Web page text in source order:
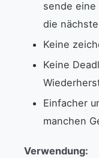
sende
die nächste
Keine
Keine
Einfacher
manchen
Verwendung: